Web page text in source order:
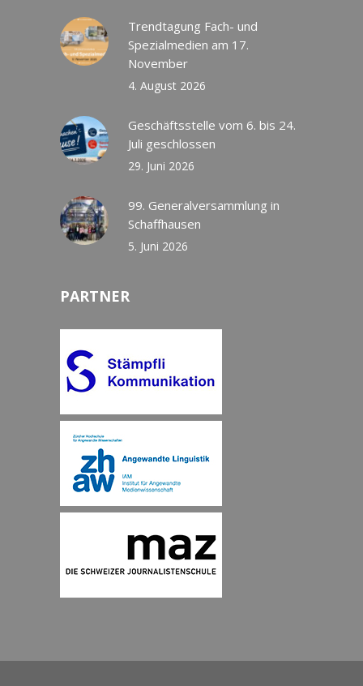
Trendtagung Fach- und
Spezialmedien am 17.
November
4. August 2026
Geschäftsstelle vom 6. bis 24.
Juli geschlossen
29. Juni 2026
99. Generalversammlung in
Schaffhausen
5. Juni 2026
PARTNER